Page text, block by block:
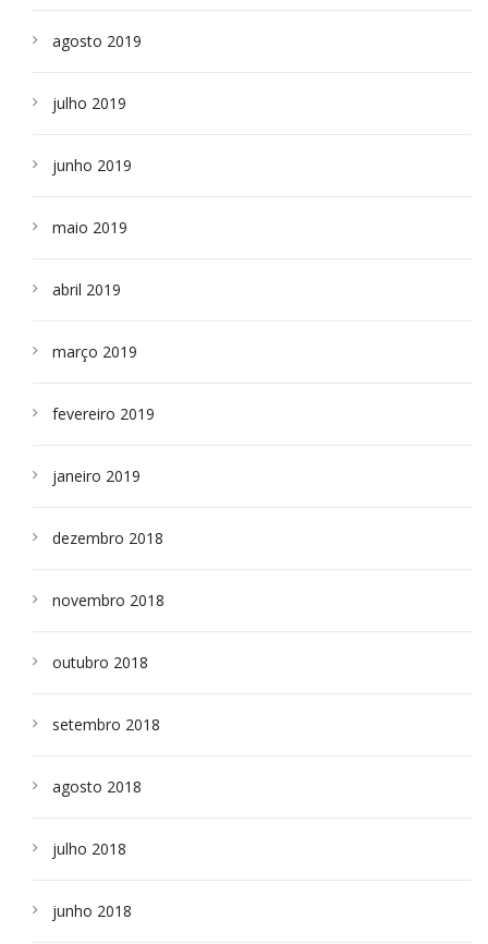
agosto 2019
julho 2019
junho 2019
maio 2019
abril 2019
março 2019
fevereiro 2019
janeiro 2019
dezembro 2018
novembro 2018
outubro 2018
setembro 2018
agosto 2018
julho 2018
junho 2018